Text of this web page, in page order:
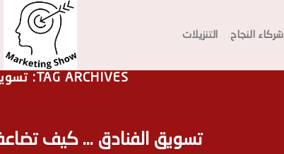
شركاء النجاح التنزيلات
TAG ARCHIVES:
تسويق الفنادق … كيف